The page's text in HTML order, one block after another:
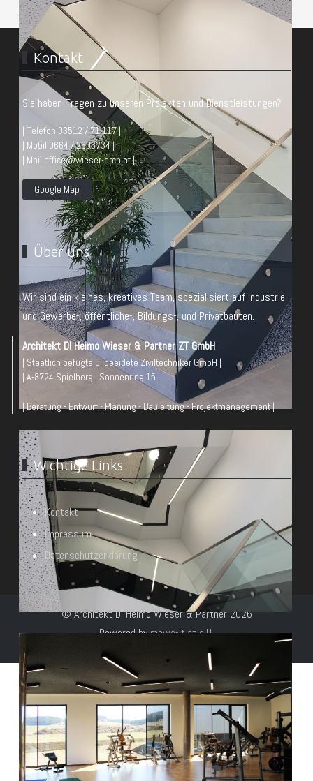
Kontakt
Sie haben Fragen zu unseren Projekten und Dienstleistungen?
| Telefon 03512 / 71 117 |
| Mobil 0664 / 2606734 |
| Mail office@wieser-arch.at |
Google Map
Über uns
Wir sind ein kleines, kreatives Team, spezialisiert auf Industrie-
und Gewerbe-, öffentliche-, Bildungs-, und Privatbauten.
Architekt DI Heimo Wieser & Partner ZT GmbH
| Staatlich befugte u. beeidete Ziviltechniker GmbH |
| A-8724 Spielberg | Sonnenring 15 |
| Beratung - Entwurf - Planung - Bauleitung - Projektmanagement |
Wichtige Links
Kontakt
Impressum
Datenschutzerklärung
© Architekt DI Heimo Wieser & Partner 2026
Powered bymawo-it.at e.U.